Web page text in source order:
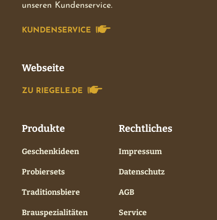
unseren Kundenservice.
KUNDENSERVICE
Webseite
ZU RIEGELE.DE
Produkte
Geschenkideen
Probiersets
Traditionsbiere
Brauspezialitäten
Rechtliches
Impressum
Datenschutz
AGB
Service